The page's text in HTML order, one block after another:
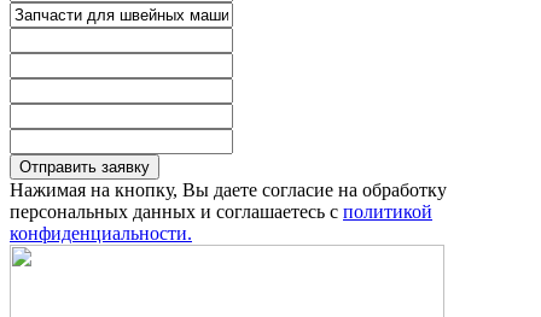
Отправить заявку
Нажимая на кнопку, Вы даете согласие на обработку
персональных данных и соглашаетесь с политикой
конфиденциальности.